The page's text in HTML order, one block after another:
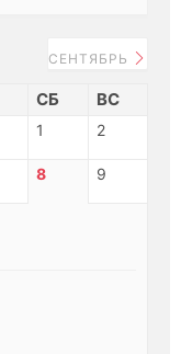
СЕНТЯБРЬ
СБ ВС
1 2
8 9